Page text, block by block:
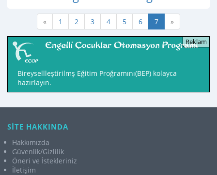
« 1 2 3 4 5 6 7 »
Bireysellleştirilmş Eğitim Proğramını(BEP) kolayca
hazırlayın.
SİTE HAKKINDA
Hakkımızda
Güvenlik/Gizlilik
Öneri ve İstekleriniz
İletişim